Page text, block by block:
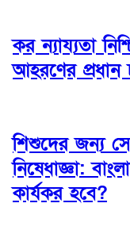
কর ন্যায্যতা
আহরণের প্রধান
শিশুদের জন্য
নিষেধাজ্ঞা:
কার্যকর হবে?